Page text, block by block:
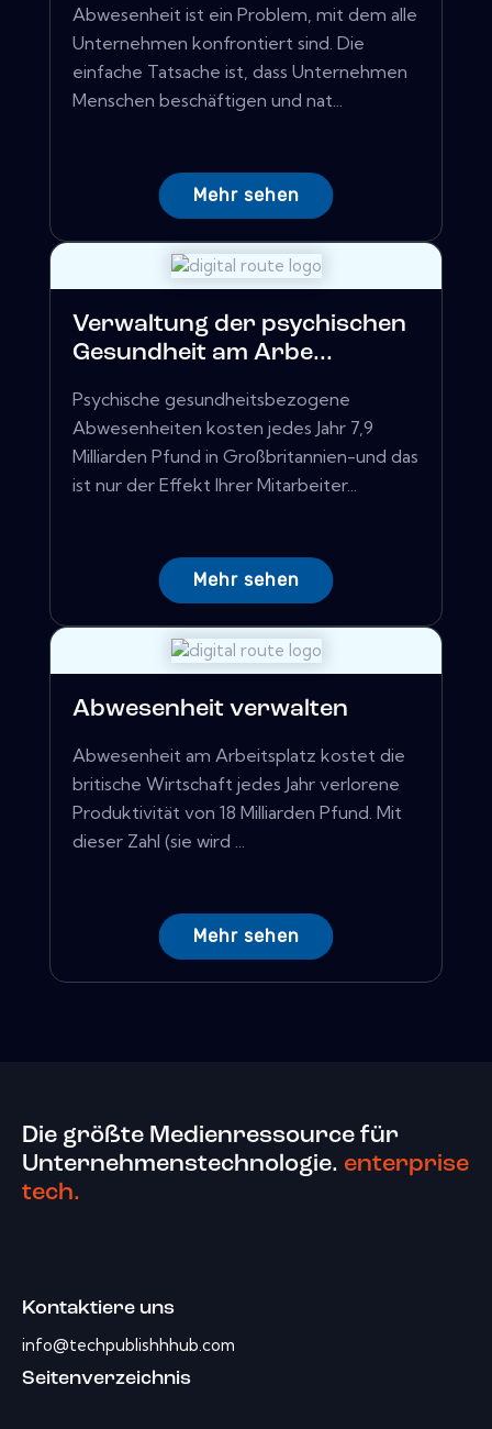
Abwesenheit ist ein Problem, mit dem alle
Unternehmen konfrontiert sind. Die
einfache Tatsache ist, dass Unternehmen
Menschen beschäftigen und nat...
Mehr sehen
Verwaltung der psychischen
Gesundheit am Arbe...
Psychische gesundheitsbezogene
Abwesenheiten kosten jedes Jahr 7,9
Milliarden Pfund in Großbritannien-und das
ist nur der Effekt Ihrer Mitarbeiter...
Mehr sehen
Abwesenheit verwalten
Abwesenheit am Arbeitsplatz kostet die
britische Wirtschaft jedes Jahr verlorene
Produktivität von 18 Milliarden Pfund. Mit
dieser Zahl (sie wird ...
Mehr sehen
Die größte Medienressource für
Unternehmenstechnologie. enterprise
tech.
Kontaktiere uns
info@techpublishhhub.com
Seitenverzeichnis